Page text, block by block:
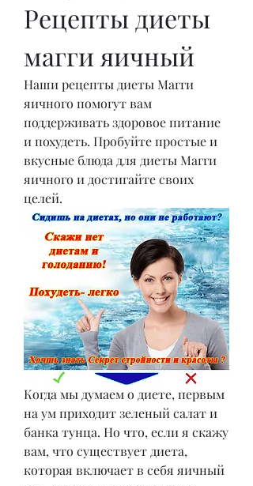
Рецепты диеты
магги яичный
Наши рецепты диеты Магги
яичного помогут вам
поддерживать здоровое питание
и похудеть. Пробуйте простые и
вкусные блюда для диеты Магги
яичного и достигайте своих
целей.
Когда мы думаем о диете, первым
на ум приходит зеленый салат и
банка тунца. Но что, если я скажу
вам, что существует диета,
которая включает в себя яичный